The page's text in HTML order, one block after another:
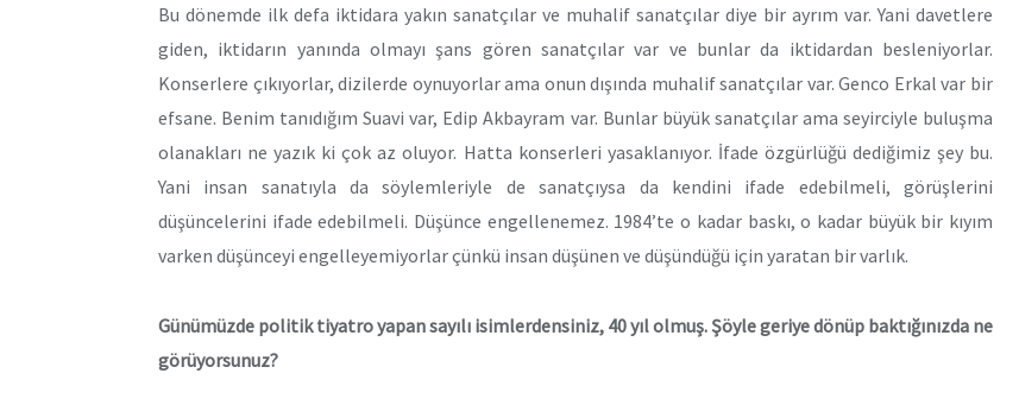
Bu dönemde ilk defa iktidara yakın sanatçılar ve muhalif sanatçılar diye bir ayrım var. Yani davetlere
giden, iktidarın yanında olmayı şans gören sanatçılar var ve bunlar da iktidardan besleniyorlar.
Konserlere çıkıyorlar, dizilerde oynuyorlar ama onun dışında muhalif sanatçılar var. Genco Erkal var bir
efsane. Benim tanıdığım Suavi var, Edip Akbayram var. Bunlar büyük sanatçılar ama seyirciyle buluşma
olanakları ne yazık ki çok az oluyor. Hatta konserleri yasaklanıyor. İfade özgürlüğü dediğimiz şey bu.
Yani insan sanatıyla da söylemleriyle de sanatçıysa da kendini ifade edebilmeli, görüşlerini
düşüncelerini ifade edebilmeli. Düşünce engellenemez. 1984’te o kadar baskı, o kadar büyük bir kıyım
varken düşünceyi engelleyemiyorlar çünkü insan düşünen ve düşündüğü için yaratan bir varlık.
Günümüzde politik tiyatro yapan sayılı isimlerdensiniz, 40 yıl olmuş. Şöyle geriye dönüp baktığınızda ne
görüyorsunuz?